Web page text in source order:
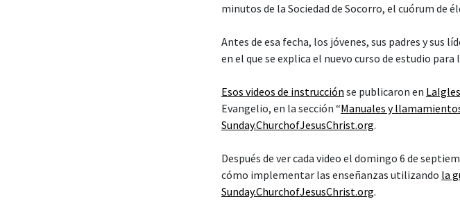
minutos de la Sociedad de Socorro, el cuórum de
Antes de esa fecha, los jóvenes, sus padres y sus
en el que se explica el nuevo curso de estudio para
Esos videos de instrucción se publicaron en
Evangelio, en la sección “Manuales y
Sunday.ChurchofJesusChrist.org.
Después de ver cada video el domingo 6 de
cómo implementar las enseñanzas utilizando la
Sunday.ChurchofJesusChrist.org.